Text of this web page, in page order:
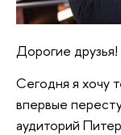
Дорогие друзья!
Сегодня я хочу
впервые
аудиторий